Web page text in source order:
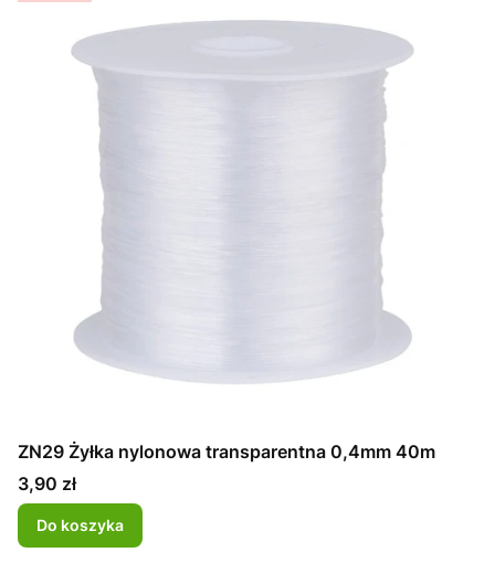
ZN29 Żyłka nylonowa transparentna 0,4mm 40m
Cena
3,90 zł
Do koszyka